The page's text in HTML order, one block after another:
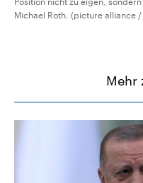
Michael Roth. (picture alliance
Mehr